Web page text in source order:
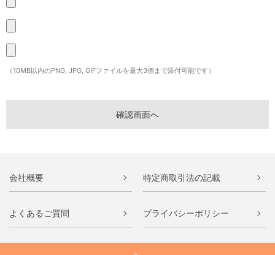
（10MB以内のPNG, JPG, GIFファイルを最大3個まで添付可能です）
会社概要 特定商取引法の記載
よくあるご質問 プライバシーポリシー